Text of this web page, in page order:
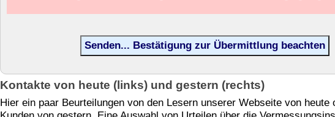
Kontakte von heute (links) und gestern (rechts)
Hier ein paar Beurteilungen von den Lesern unserer Webseite von heute